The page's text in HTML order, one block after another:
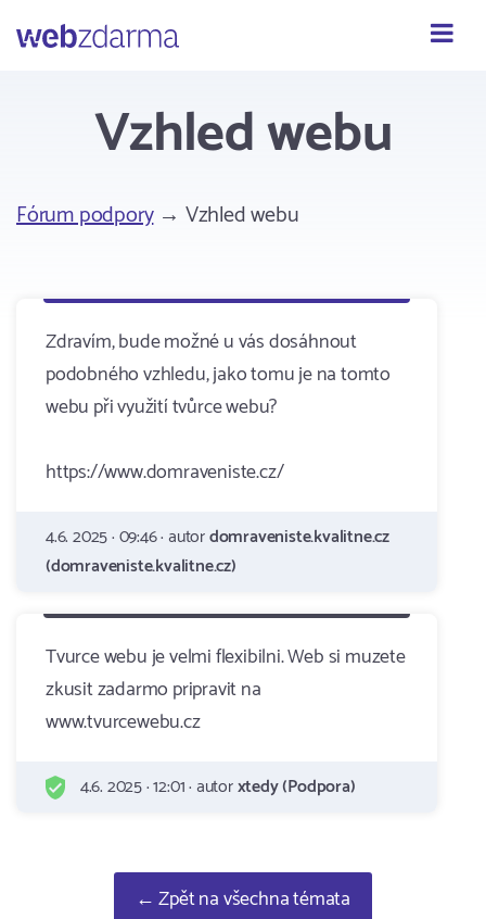
Webzdarma
Vzhled webu
Fórum podpory→ Vzhled webu
Zdravím, bude možné u vás dosáhnout
podobného vzhledu, jako tomu je na tomto
webu při využití tvůrce webu?
https://www.domraveniste.cz/
4.6. 2025 · 09:46 · autordomraveniste.kvalitne.cz
(domraveniste.kvalitne.cz)
Tvurce webu je velmi flexibilni. Web si muzete
zkusit zadarmo pripravit na
www.tvurcewebu.cz
4.6. 2025 · 12:01 · autorxtedy (Podpora)
← Zpět na všechna témata